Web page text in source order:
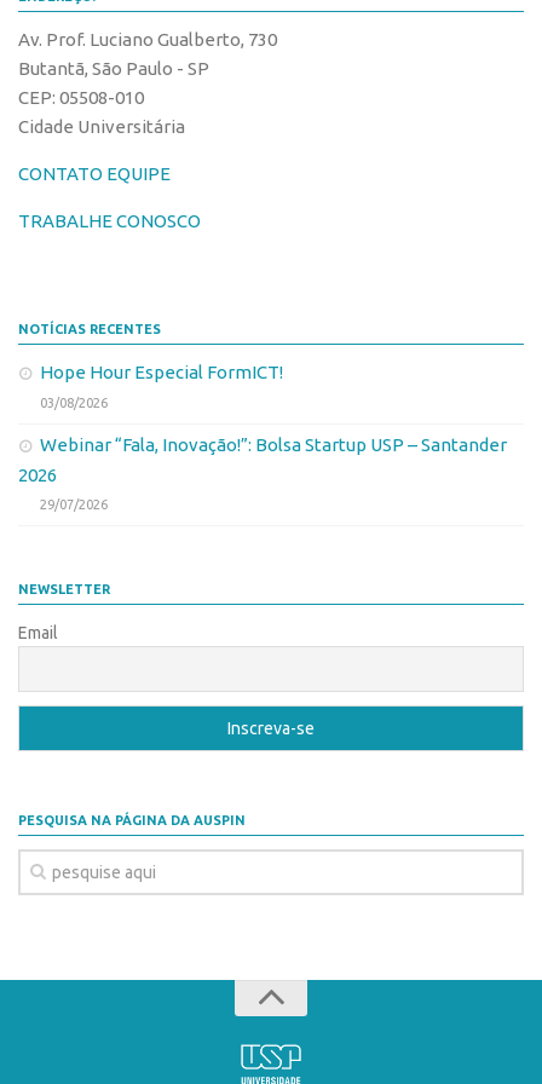
Patentes em Destaque
Inteligência Competitiva
Empreendedorismo
Jornada Empreendedora
Pesquisa
EMBRAPIIs
CEPIX
InovaUSP
Bússola da Inovação
Agenda AUSPIN
Av. Prof. Luciano Gualberto, 730
Butantã, São Paulo - SP
CEP: 05508-010
Cidade Universitária
CONTATO EQUIPE
TRABALHE CONOSCO
NOTÍCIAS RECENTES
Hope Hour Especial FormICT!
03/08/2026
Webinar “Fala, Inovação!”: Bolsa Startup USP – Santander
2026
29/07/2026
NEWSLETTER
Email
PESQUISA NA PÁGINA DA AUSPIN